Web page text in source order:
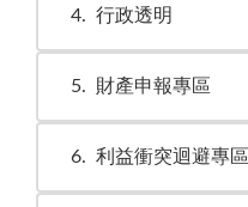
4 行政透明
5 財產申報專區
6 利益衝突迴避專區